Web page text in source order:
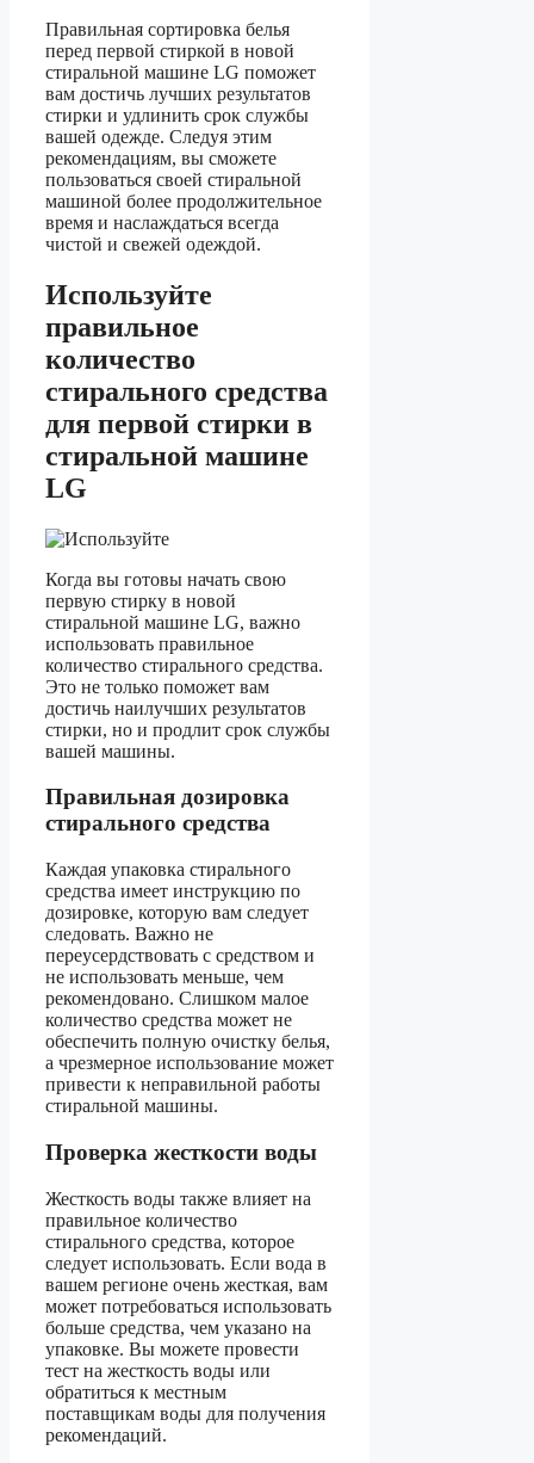
Правильная сортировка белья
перед первой стиркой в новой
стиральной машине LG поможет
вам достичь лучших результатов
стирки и удлинить срок службы
вашей одежде. Следуя этим
рекомендациям, вы сможете
пользоваться своей стиральной
машиной более продолжительное
время и наслаждаться всегда
чистой и свежей одеждой.
Используйте
правильное
количество
стирального средства
для первой стирки в
стиральной машине
LG
Когда вы готовы начать свою
первую стирку в новой
стиральной машине LG, важно
использовать правильное
количество стирального средства.
Это не только поможет вам
достичь наилучших результатов
стирки, но и продлит срок службы
вашей машины.
Правильная дозировка
стирального средства
Каждая упаковка стирального
средства имеет инструкцию по
дозировке, которую вам следует
следовать. Важно не
переусердствовать с средством и
не использовать меньше, чем
рекомендовано. Слишком малое
количество средства может не
обеспечить полную очистку белья,
а чрезмерное использование может
привести к неправильной работы
стиральной машины.
Проверка жесткости воды
Жесткость воды также влияет на
правильное количество
стирального средства, которое
следует использовать. Если вода в
вашем регионе очень жесткая, вам
может потребоваться использовать
больше средства, чем указано на
упаковке. Вы можете провести
тест на жесткость воды или
обратиться к местным
поставщикам воды для получения
рекомендаций.